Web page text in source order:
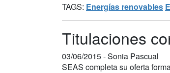
TAGS: Energías renovables
Titulaciones
03/06/2015 -Sonia Pascual
SEAS completa su oferta